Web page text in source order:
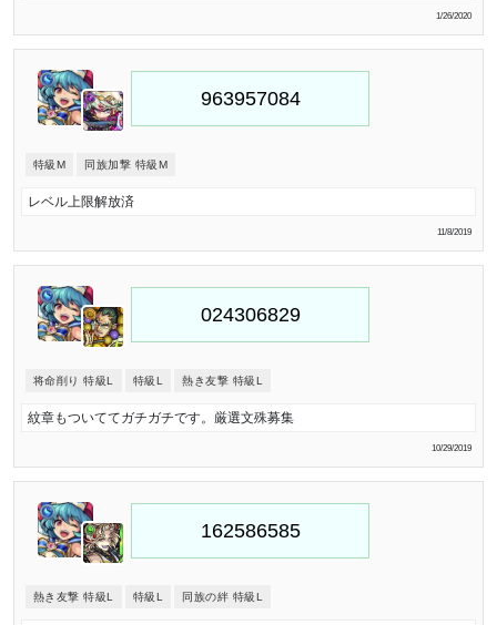
1/26/2020
特級M 同族加撃 特級M
レベル上限解放済
11/8/2019
将命削り 特級L 特級L 熱き友撃 特級L
紋章もついててガチガチです。厳選文殊募集
10/29/2019
熱き友撃 特級L 特級L 同族の絆 特級L